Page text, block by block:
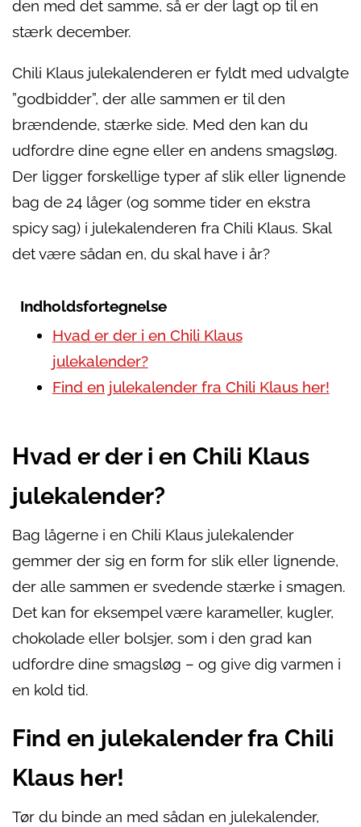
den med det samme, så er der lagt op til en
stærk december.
Chili Klaus julekalenderen er fyldt med udvalgte
”godbidder”, der alle sammen er til den
brændende, stærke side. Med den kan du
udfordre dine egne eller en andens smagsløg.
Der ligger forskellige typer af slik eller lignende
bag de 24 låger (og somme tider en ekstra
spicy sag) i julekalenderen fra Chili Klaus. Skal
det være sådan en, du skal have i år?
Indholdsfortegnelse
Hvad er der i en Chili Klaus
julekalender?
Find en julekalender fra Chili Klaus her!
Hvad er der i en Chili Klaus
julekalender?
Bag lågerne i en Chili Klaus julekalender
gemmer der sig en form for slik eller lignende,
der alle sammen er svedende stærke i smagen.
Det kan for eksempel være karameller, kugler,
chokolade eller bolsjer, som i den grad kan
udfordre dine smagsløg – og give dig varmen i
en kold tid.
Find en julekalender fra Chili
Klaus her!
Tør du binde an med sådan en julekalender,